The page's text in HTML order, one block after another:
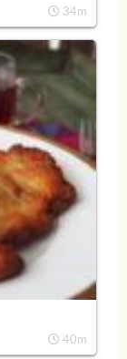
34m
40m